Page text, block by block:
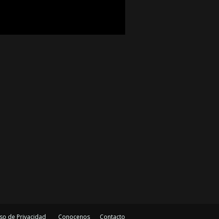
de Privacidad Conocenos Contacto